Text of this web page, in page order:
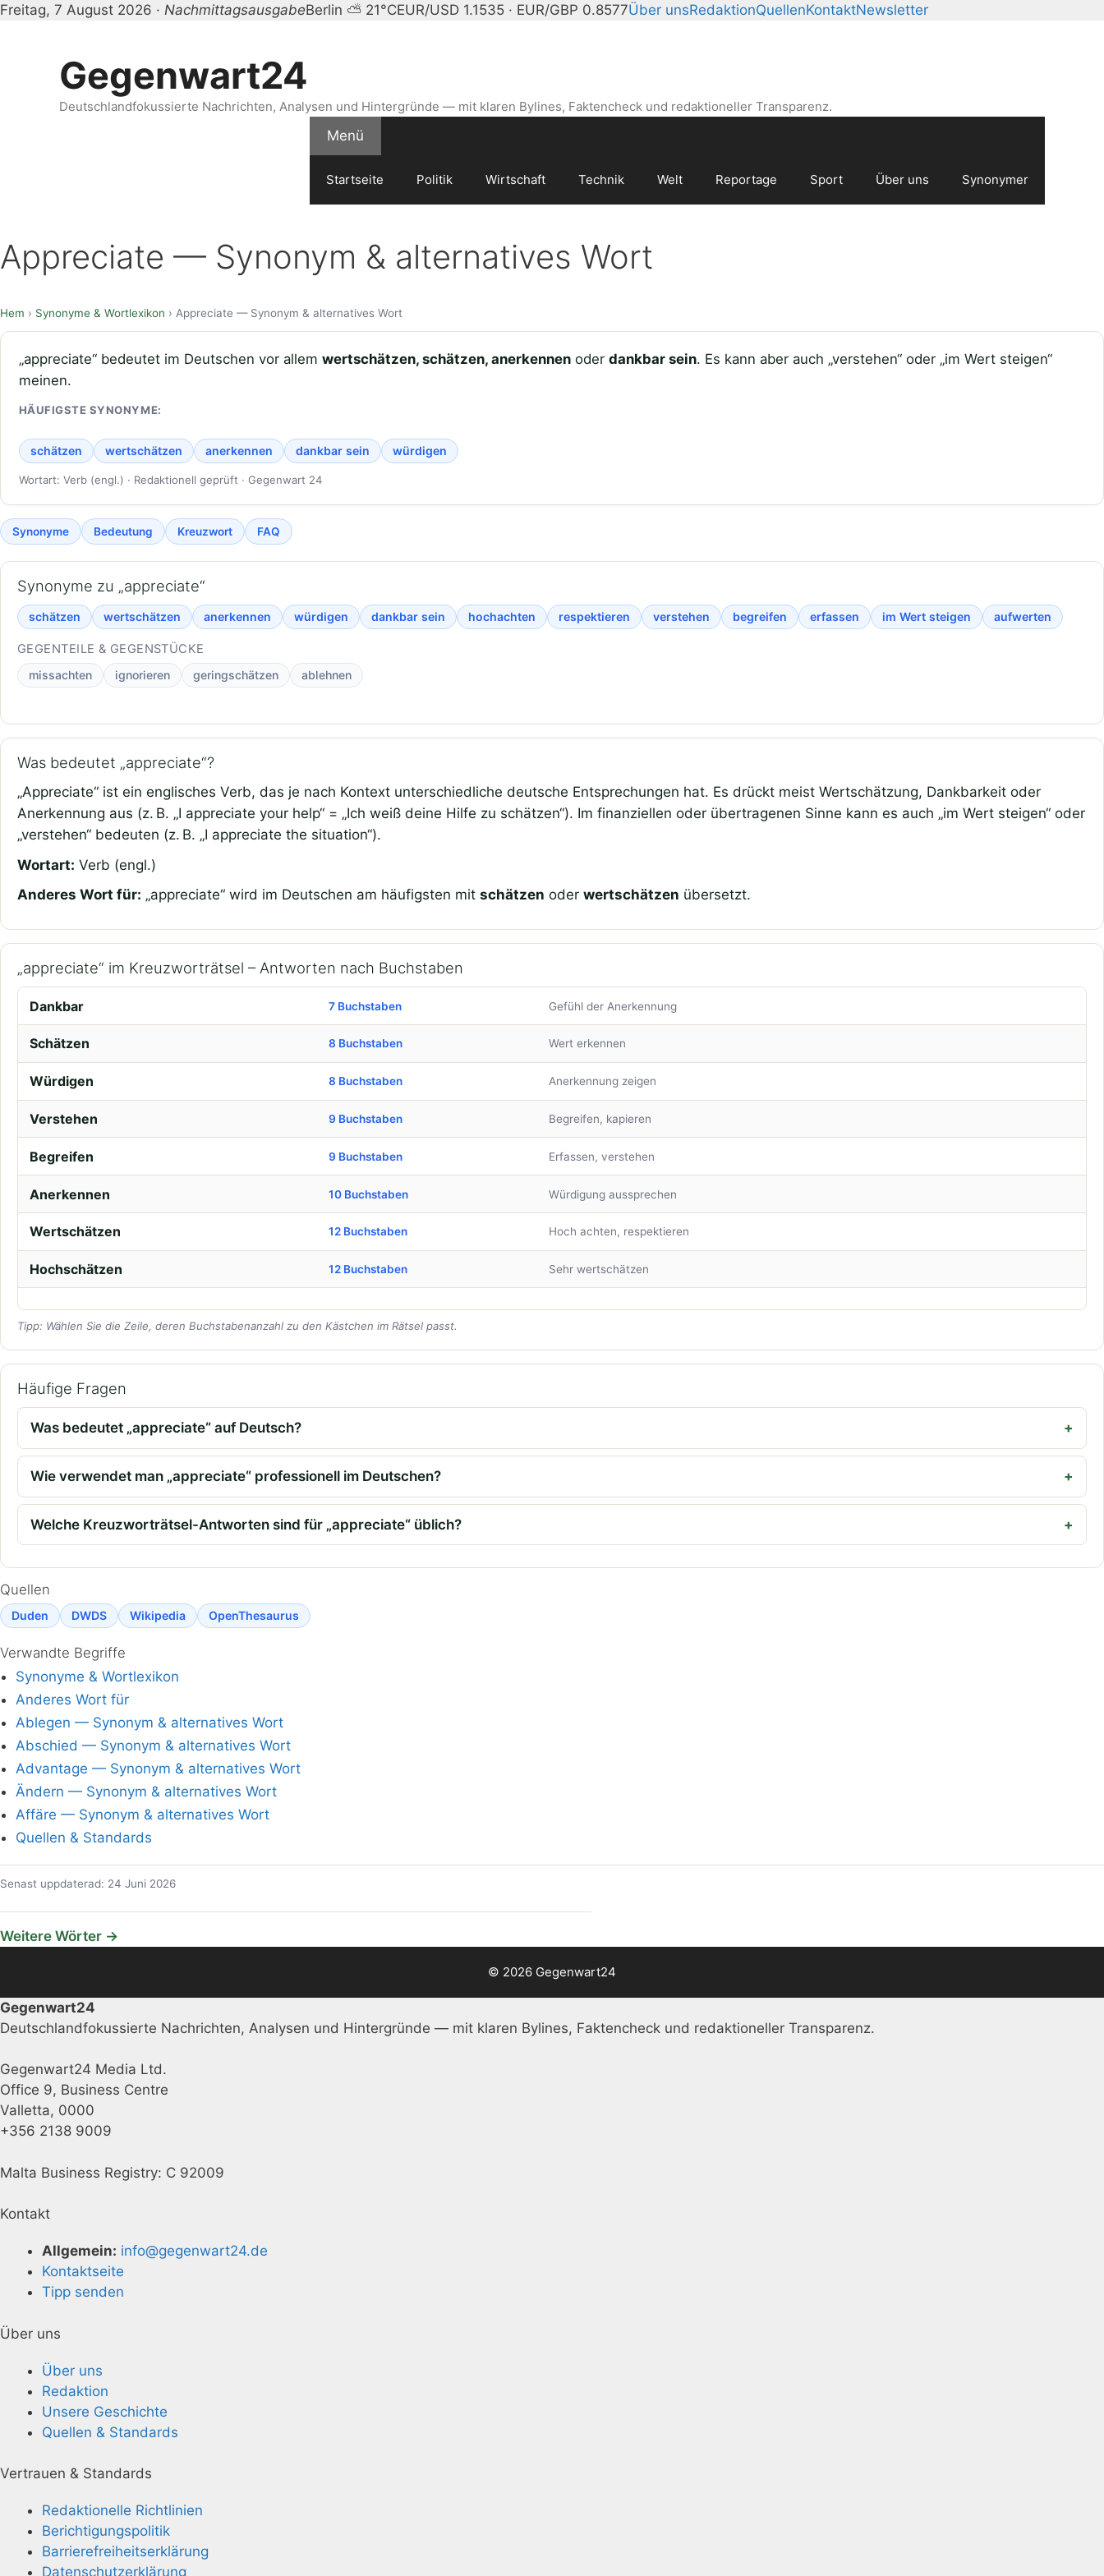
Freitag, 7 August 2026 · NachmittagsausgabeBerlin ⛅ 21°CEUR/USD 1.1535 · EUR/GBP 0.8577Über unsRedaktionQuellenKontaktNewsletter
Gegenwart24
Deutschlandfokussierte Nachrichten, Analysen und Hintergründe — mit klaren Bylines, Faktencheck und redaktioneller Transparenz.
Menü
Startseite Politik Wirtschaft Technik Welt Reportage Sport Über uns Synonymer
Appreciate — Synonym & alternatives Wort
Hem › Synonyme & Wortlexikon › Appreciate — Synonym & alternatives Wort
„appreciate“ bedeutet im Deutschen vor allem wertschätzen, schätzen, anerkennenoder dankbar sein. Es kann aber auch „verstehen“ oder „im Wert steigen“
meinen.
HÄUFIGSTE SYNONYME:
schätzen wertschätzen anerkennen dankbar sein würdigen
Wortart: Verb (engl.) · Redaktionell geprüft · Gegenwart 24
Synonyme Bedeutung Kreuzwort FAQ
Synonyme zu „appreciate“
schätzen wertschätzen anerkennen würdigen dankbar sein hochachten respektieren verstehen begreifen erfassen im Wert steigen aufwerten
GEGENTEILE & GEGENSTÜCKE
missachten ignorieren geringschätzen ablehnen
Was bedeutet „appreciate“?
„Appreciate“ ist ein englisches Verb, das je nach Kontext unterschiedliche deutsche Entsprechungen hat. Es drückt meist Wertschätzung, Dankbarkeit oder
Anerkennung aus (z. B. „I appreciate your help“ = „Ich weiß deine Hilfe zu schätzen“). Im finanziellen oder übertragenen Sinne kann es auch „im Wert steigen“ oder
„verstehen“ bedeuten (z. B. „I appreciate the situation“).
Wortart: Verb (engl.)
Anderes Wort für: „appreciate“ wird im Deutschen am häufigsten mit schätzen oder wertschätzen übersetzt.
„appreciate“ im Kreuzworträtsel – Antworten nach Buchstaben
Dankbar 7 Buchstaben Gefühl der Anerkennung
Schätzen 8 Buchstaben Wert erkennen
Würdigen 8 Buchstaben Anerkennung zeigen
Verstehen 9 Buchstaben Begreifen, kapieren
Begreifen 9 Buchstaben Erfassen, verstehen
Anerkennen 10 Buchstaben Würdigung aussprechen
Wertschätzen 12 Buchstaben Hoch achten, respektieren
Hochschätzen 12 Buchstaben Sehr wertschätzen
Tipp: Wählen Sie die Zeile, deren Buchstabenanzahl zu den Kästchen im Rätsel passt.
Häufige Fragen
Was bedeutet „appreciate“ auf Deutsch?
Wie verwendet man „appreciate“ professionell im Deutschen?
Welche Kreuzworträtsel-Antworten sind für „appreciate“ üblich?
Quellen
Duden DWDS Wikipedia OpenThesaurus
Verwandte Begriffe
Synonyme & Wortlexikon
Anderes Wort für
Ablegen — Synonym & alternatives Wort
Abschied — Synonym & alternatives Wort
Advantage — Synonym & alternatives Wort
Ändern — Synonym & alternatives Wort
Affäre — Synonym & alternatives Wort
Quellen & Standards
Senast uppdaterad: 24 Juni 2026
Weitere Wörter →
© 2026 Gegenwart24
Gegenwart24
Deutschlandfokussierte Nachrichten, Analysen und Hintergründe — mit klaren Bylines, Faktencheck und redaktioneller Transparenz.
Gegenwart24 Media Ltd.
Office 9, Business Centre
Valletta, 0000
+356 2138 9009
Malta Business Registry: C 92009
Kontakt
Allgemein: info@gegenwart24.de
Kontaktseite
Tipp senden
Über uns
Über uns
Redaktion
Unsere Geschichte
Quellen & Standards
Vertrauen & Standards
Redaktionelle Richtlinien
Berichtigungspolitik
Barrierefreiheitserklärung
Datenschutzerklärung